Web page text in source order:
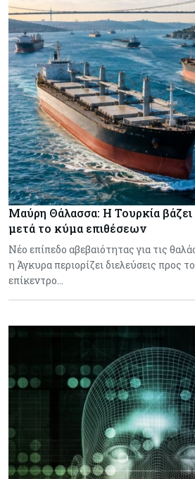
Μαύρη Θάλασσα: Η Τουρκία βάζει
μετά το κύμα επιθέσεων
Νέο επίπεδο αβεβαιότητας για τις
η Άγκυρα περιορίζει διελεύσεις προς
επίκεντρο…